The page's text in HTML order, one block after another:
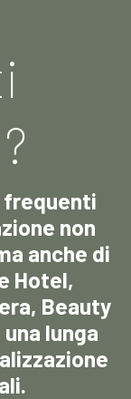
frequenti
non
anche di
Hotel,
Beauty
lunga